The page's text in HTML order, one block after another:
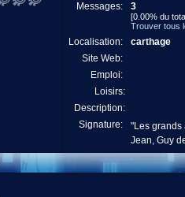
Messages:
3
[0.00% du
Trouver tous
Localisation:
carthage
Site Web:
Emploi:
Loisirs:
Description:
Signature:
"Les grands
Jean, Guy